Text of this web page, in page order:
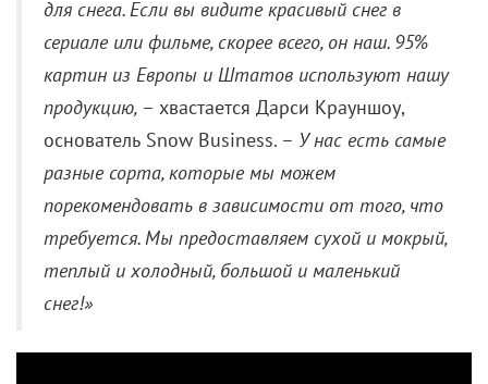
«Ледяной» (2012)
Представитель редкого для подобных историй